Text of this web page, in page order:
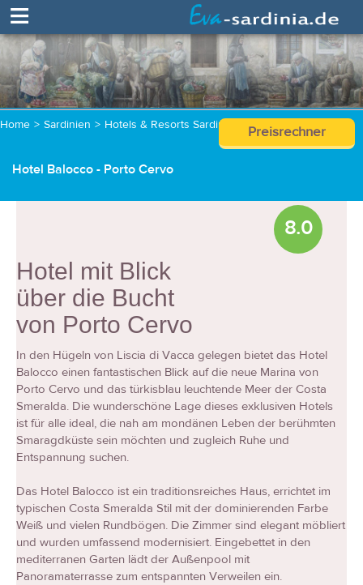
≡
Home > Sardinien > Hotels & Resorts Sardinien > Hotel Balocco
Hotel Balocco - Porto Cervo
Preisrechner
8.0
Hotel mit Blick
über die Bucht
von Porto Cervo
In den Hügeln von Liscia di Vacca gelegen bietet das Hotel
Balocco einen fantastischen Blick auf die neue Marina von
Porto Cervo und das türkisblau leuchtende Meer der Costa
Smeralda. Die wunderschöne Lage dieses exklusiven Hotels
ist für alle ideal, die nah am mondänen Leben der berühmten
Smaragdküste sein möchten und zugleich Ruhe und
Entspannung suchen.
Das Hotel Balocco ist ein traditionsreiches Haus, errichtet im
typischen Costa Smeralda Stil mit der dominierenden Farbe
Weiß und vielen Rundbögen. Die Zimmer sind elegant möbliert
und wurden umfassend modernisiert. Eingebettet in den
mediterranen Garten lädt der Außenpool mit
Panoramaterrasse zum entspannten Verweilen ein.